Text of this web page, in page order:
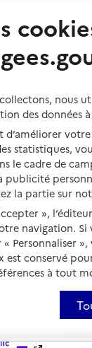
Bénéficier d'aide à
Aides financières
Solutions d'accueil
Vivre à domicile avec
maladie ou un
Être hospitalisé
Fin de vie à domicile
nous
des données
statistiques,
le cadre de
publicité
la partie sur
»,
navigation. Si
« Personnaliser
est conservé
à tout